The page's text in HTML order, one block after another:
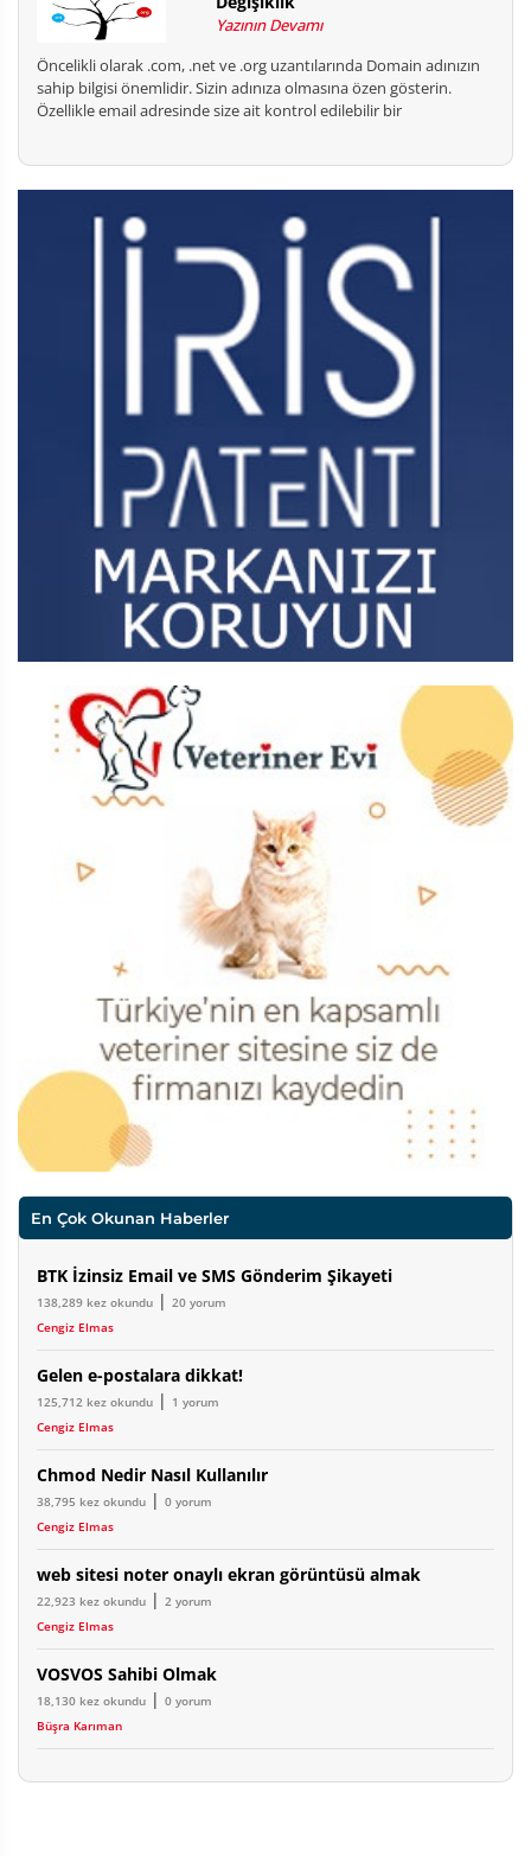
Yazının Devamı
Öncelikli olarak .com, .net ve .org uzantılarında Domain adınızın
sahip bilgisi önemlidir. Sizin adınıza olmasına özen gösterin.
Özellikle email adresinde size ait kontrol edilebilir bir
En Çok Okunan Haberler
BTK İzinsiz Email ve SMS Gönderim Şikayeti
138,289 kez okundu | 20 yorum
Cengiz Elmas
Gelen e-postalara dikkat!
125,712 kez okundu | 1 yorum
Cengiz Elmas
Chmod Nedir Nasıl Kullanılır
38,795 kez okundu | 0 yorum
Cengiz Elmas
web sitesi noter onaylı ekran görüntüsü almak
22,923 kez okundu | 2 yorum
Cengiz Elmas
VOSVOS Sahibi Olmak
18,130 kez okundu | 0 yorum
Büşra Karıman